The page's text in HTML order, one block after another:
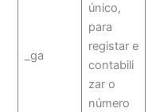
_ga
único,
para
registar e
contabili
zar o
número